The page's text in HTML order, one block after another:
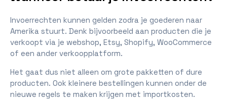
Invoerrechten kunnen gelden zodra je goederen naar
Amerika stuurt. Denk bijvoorbeeld aan producten die je
verkoopt via je webshop, Etsy, Shopify, WooCommerce
of een ander verkoopplatform.
Het gaat dus niet alleen om grote pakketten of dure
producten. Ook kleinere bestellingen kunnen onder de
nieuwe regels te maken krijgen met importkosten.